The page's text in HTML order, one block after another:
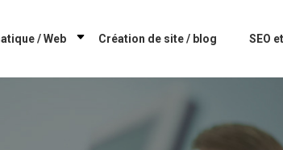
/ Web Création de site / blog SEO